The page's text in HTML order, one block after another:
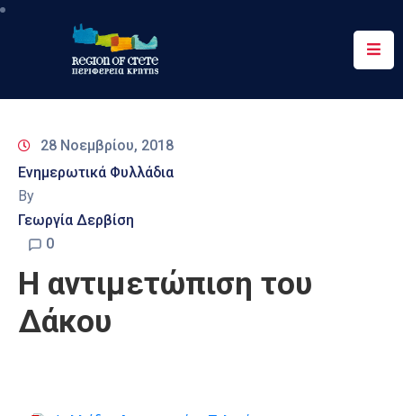
Περιφέρεια
&
Δράσεις
Ψηφιακές
Επικοινωνία
28 Νοεμβρίου, 2018
Ενημερωτικά Φυλλάδια
By
Γεωργία Δερβίση
0
Η αντιμετώπιση του
Δάκου